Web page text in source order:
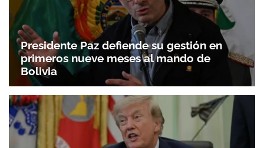
Presidente Paz defiende su gestión en
primeros nueve meses al mando de
Bolivia